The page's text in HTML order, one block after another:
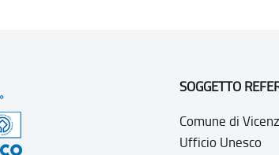
SOGGETTO
Comune di
Ufficio Unesco